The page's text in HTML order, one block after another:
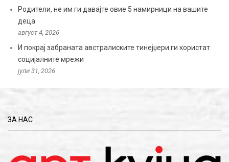
Родители, не им ги давајте овие 5 намирници на вашите
деца
август 4, 2026
И покрај забраната австралиските тинејџери ги користат
социјалните мрежи
јули 31, 2026
ЗА НАС